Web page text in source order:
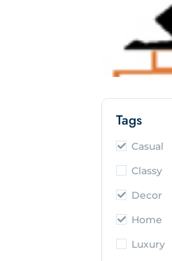
Tags
Casual
Classy
Decor
Home
Luxury